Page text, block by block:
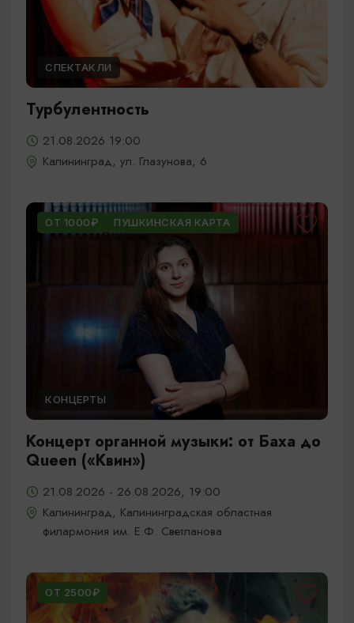
СПЕКТАКЛИ
Турбулентность
21.08.2026 19:00
Калининград, ул. Глазунова, 6
ОТ 1000₽ ПУШКИНСКАЯ КАРТА
КОНЦЕРТЫ
Концерт органной музыки: от Баха до
Queen («Квин»)
21.08.2026 - 26.08.2026, 19:00
Калининград, Калининградская областная
филармония им. Е.Ф. Светланова
ОТ 2500₽